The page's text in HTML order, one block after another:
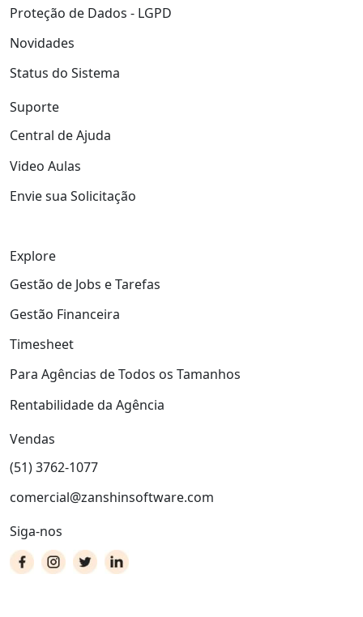
Proteção de Dados - LGPD
Novidades
Status do Sistema
Suporte
Central de Ajuda
Video Aulas
Envie sua Solicitação
Explore
Gestão de Jobs e Tarefas
Gestão Financeira
Timesheet
Para Agências de Todos os Tamanhos
Rentabilidade da Agência
Vendas
(51) 3762-1077
comercial@zanshinsoftware.com
Siga-nos